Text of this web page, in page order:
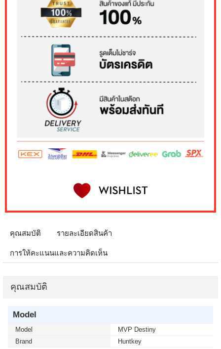
คุณสมบัติ รายละเอียดสินค้า
การให้คะแนนและความคิดเห็น
คุณสมบัติ
Model
Model
MVP Destiny
Brand
Huntkey